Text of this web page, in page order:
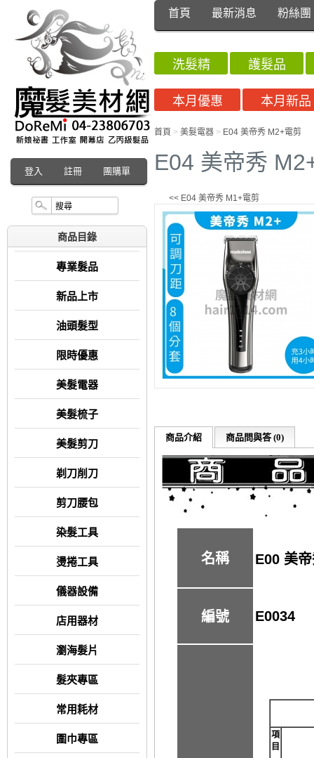
登入 註冊 團購單
首頁 最新消息 粉絲團
商品目錄
專業髮品
新品上市
油頭髮型
限時優惠
美髮電器
美髮梳子
美髮剪刀
剃刀削刀
剪刀腰包
染髮工具
燙捲工具
儀器設備
店用器材
瀏海髮片
髮夾專區
常用耗材
圍巾專區
洗髮精
護髮品
本月優惠
本月新品
首頁 > 美髮電器 > E04 美帝秀 M2+電剪
E04 美帝秀
<< E04 美帝秀 M1+電剪
商品介紹 商品問與答 (0)
名稱 E00 美
編號 E0034
項
目